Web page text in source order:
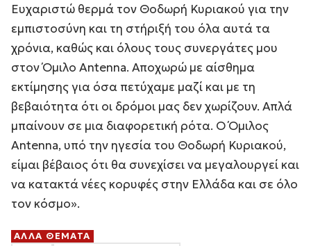
Ευχαριστώ θερμά τον Θοδωρή Κυριακού για την
εμπιστοσύνη και τη στήριξή του όλα αυτά τα
χρόνια, καθώς και όλους τους συνεργάτες μου
στον Όμιλο Antenna. Αποχωρώ με αίσθημα
εκτίμησης για όσα πετύχαμε μαζί και με τη
βεβαιότητα ότι οι δρόμοι μας δεν χωρίζουν. Απλά
μπαίνουν σε μια διαφορετική ρότα. Ο Όμιλος
Antenna, υπό την ηγεσία του Θοδωρή Κυριακού,
είμαι βέβαιος ότι θα συνεχίσει να μεγαλουργεί και
να κατακτά νέες κορυφές στην Ελλάδα και σε όλο
τον κόσμο».
ΑΛΛΑ ΘΕΜΑΤΑ